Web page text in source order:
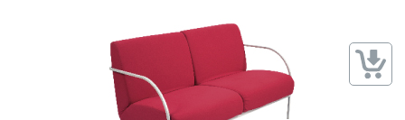
→ Noms / Références
→ Ensembles
Modélisation 2D/3D